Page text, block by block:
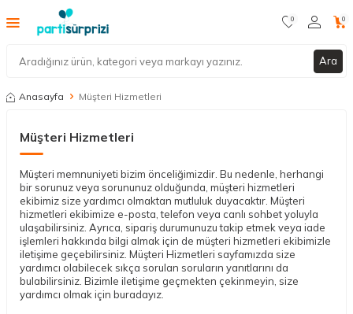
Ara
0 0
Anasayfa Müşteri Hizmetleri
Müşteri Hizmetleri
Müşteri memnuniyeti bizim önceliğimizdir. Bu nedenle, herhangi
bir sorunuz veya sorununuz olduğunda, müşteri hizmetleri
ekibimiz size yardımcı olmaktan mutluluk duyacaktır. Müşteri
hizmetleri ekibimize e-posta, telefon veya canlı sohbet yoluyla
ulaşabilirsiniz. Ayrıca, sipariş durumunuzu takip etmek veya iade
işlemleri hakkında bilgi almak için de müşteri hizmetleri ekibimizle
iletişime geçebilirsiniz. Müşteri Hizmetleri sayfamızda size
yardımcı olabilecek sıkça sorulan soruların yanıtlarını da
bulabilirsiniz. Bizimle iletişime geçmekten çekinmeyin, size
yardımcı olmak için buradayız.